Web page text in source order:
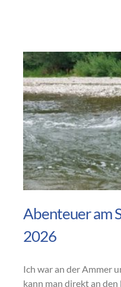
Abenteuer am
2026
Ich war an der Ammer
kann man direkt an den